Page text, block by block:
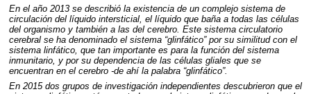
En el año 2013 se describió la existencia de un complejo sistema de
circulación del líquido intersticial, el líquido que baña a todas las células
del organismo y también a las del cerebro. Este sistema circulatorio
cerebral se ha denominado el sistema “glinfático” por su similitud con el
sistema linfático, que tan importante es para la función del sistema
inmunitario, y por su dependencia de las células gliales que se
encuentran en el cerebro -de ahí la palabra “glinfático”.
En 2015 dos grupos de investigación independientes descubrieron que el